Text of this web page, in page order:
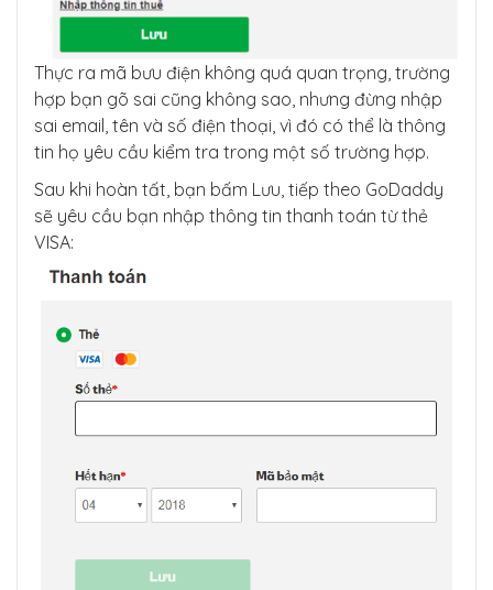
Thực ra mã bưu điện không quá quan trọng, trường
hợp bạn gõ sai cũng không sao, nhưng đừng nhập
sai email, tên và số điện thoại, vì đó có thể là thông
tin họ yêu cầu kiểm tra trong một số trường hợp.
Sau khi hoàn tất, bạn bấm Lưu, tiếp theo GoDaddy
sẽ yêu cầu bạn nhập thông tin thanh toán từ thẻ
VISA: